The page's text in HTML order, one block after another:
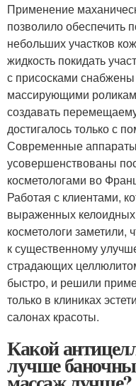
Применение
позволило обеспечить
небольших участков
жидкость покидать
с присосками
массирующими
создавать
достигалось только с
Современные
усовершенствованы
косметологами во
Работая с клиентами,
выраженных
косметологи
к существенному
страдающих
быстро, и решили
только в клиниках
салонах красоты.
Какой
лучше